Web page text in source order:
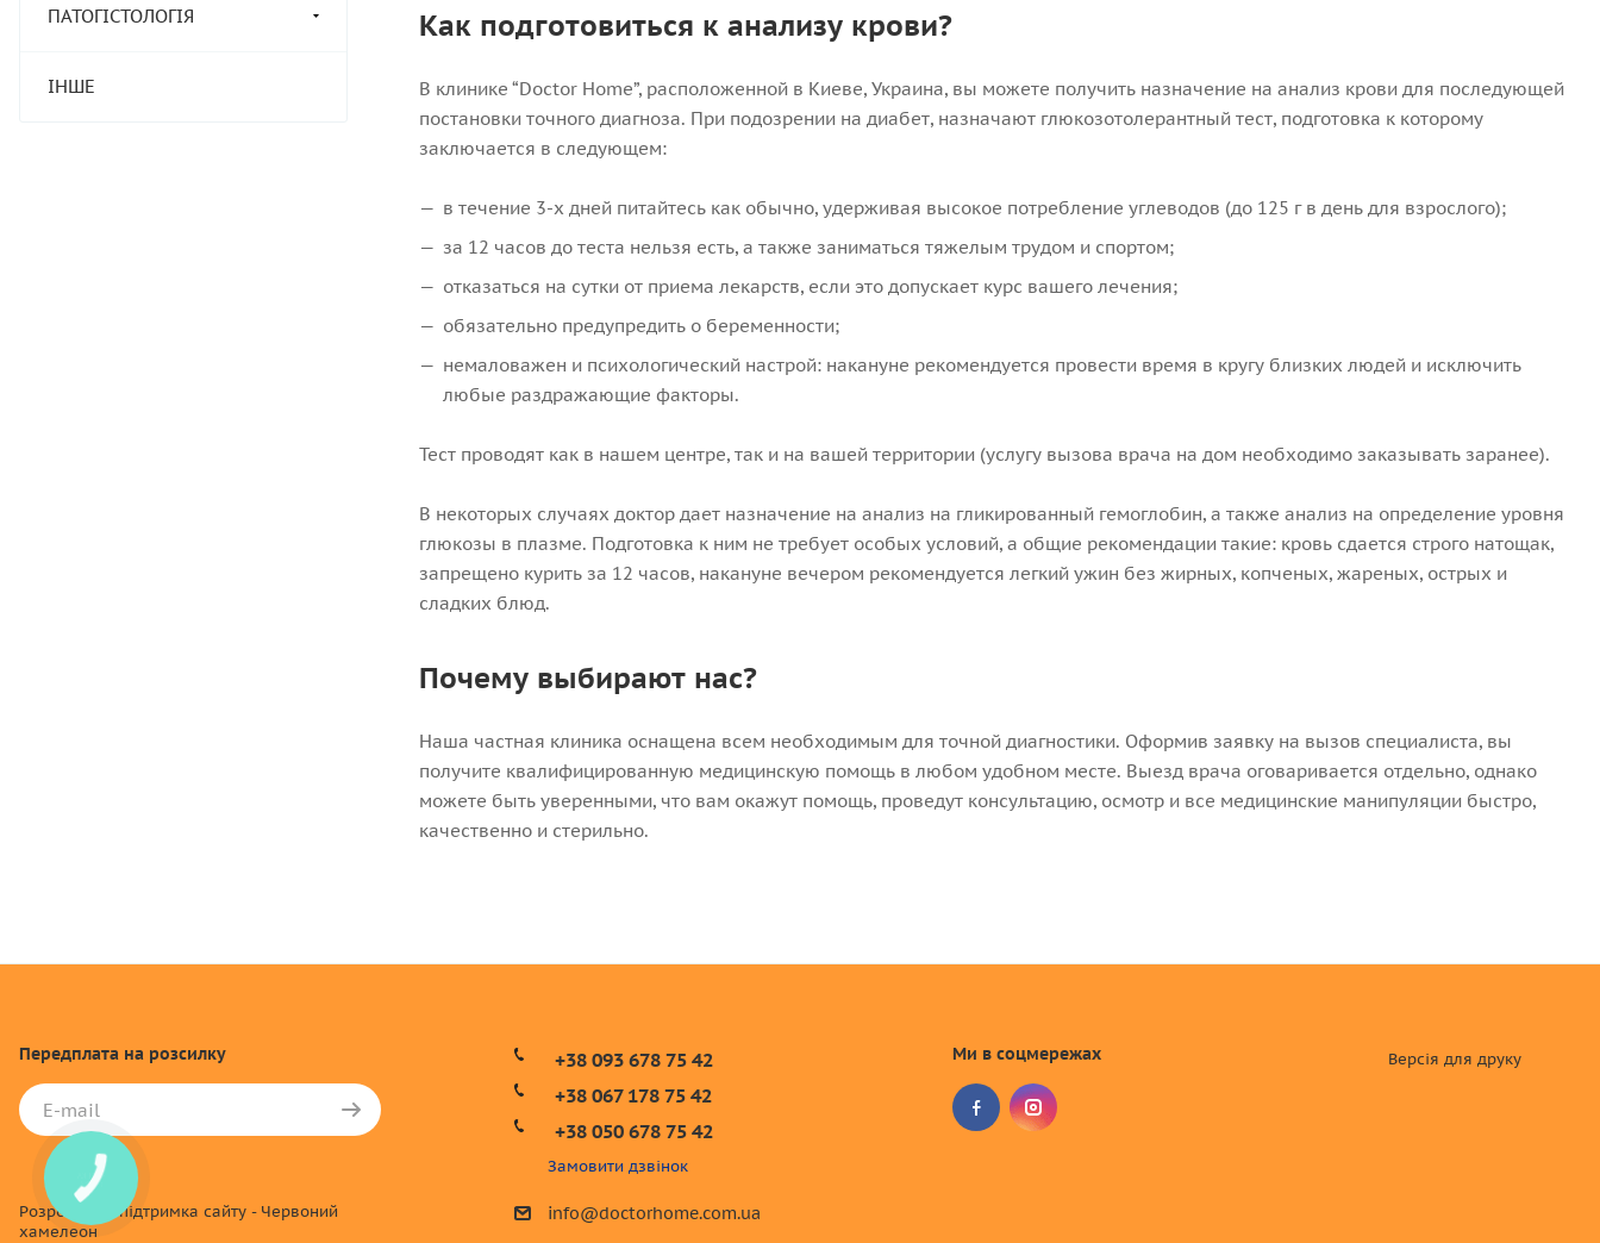
ПАТОГІСТОЛОГІЯ
ІНШЕ
Как подготовиться к анализу крови?
В клинике “Doctor Home”, расположенной в Киеве, Украина, вы можете получить назначение на анализ крови для последующей
постановки точного диагноза. При подозрении на диабет, назначают глюкозотолерантный тест, подготовка к которому
заключается в следующем:
в течение 3-х дней питайтесь как обычно, удерживая высокое потребление углеводов (до 125 г в день для взрослого);
за 12 часов до теста нельзя есть, а также заниматься тяжелым трудом и спортом;
отказаться на сутки от приема лекарств, если это допускает курс вашего лечения;
обязательно предупредить о беременности;
немаловажен и психологический настрой: накануне рекомендуется провести время в кругу близких людей и исключить
любые раздражающие факторы.
Тест проводят как в нашем центре, так и на вашей территории (услугу вызова врача на дом необходимо заказывать заранее).
В некоторых случаях доктор дает назначение на анализ на гликированный гемоглобин, а также анализ на определение уровня
глюкозы в плазме. Подготовка к ним не требует особых условий, а общие рекомендации такие: кровь сдается строго натощак,
запрещено курить за 12 часов, накануне вечером рекомендуется легкий ужин без жирных, копченых, жареных, острых и
сладких блюд.
Почему выбирают нас?
Наша частная клиника оснащена всем необходимым для точной диагностики. Оформив заявку на вызов специалиста, вы
получите квалифицированную медицинскую помощь в любом удобном месте. Выезд врача оговаривается отдельно, однако
можете быть уверенными, что вам окажут помощь, проведут консультацию, осмотр и все медицинские манипуляции быстро,
качественно и стерильно.
Передплата на розсилку
Розробка та підтримка сайту - Червоний
хамелеон
+38 093 678 75 42
+38 067 178 75 42
+38 050 678 75 42
Замовити дзвінок
info@doctorhome.com.ua
Ми в соцмережах Версія для друку